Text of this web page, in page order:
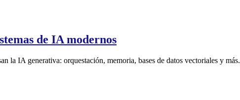
de IA modernos
la IA generativa: orquestación, memoria, bases de datos vectoriales y más.